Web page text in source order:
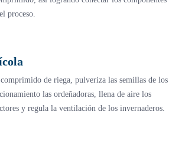
proceso.
de riega, pulveriza las semillas de los
las ordeñadoras, llena de aire los
y regula la ventilación de los invernaderos.